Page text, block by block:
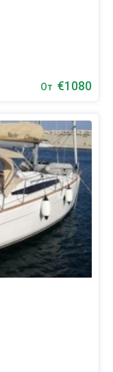
От €1080